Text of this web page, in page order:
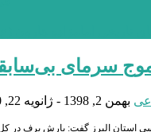
سرمای
بهمن 2, 1398 - ژانویه 22, 2020
استان البرز گفت: بارش برف در کل